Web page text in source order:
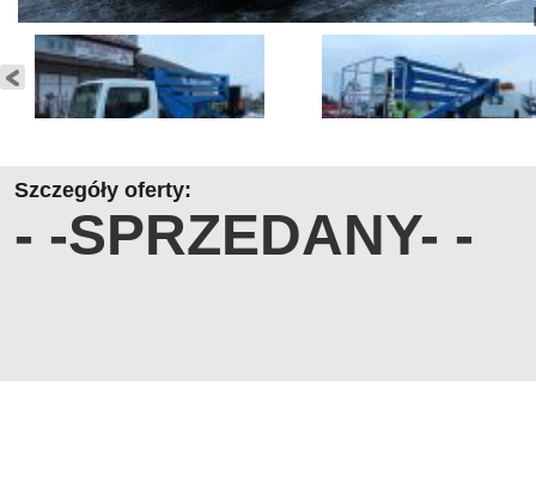
Szczegóły oferty:
- -SPRZEDANY- -